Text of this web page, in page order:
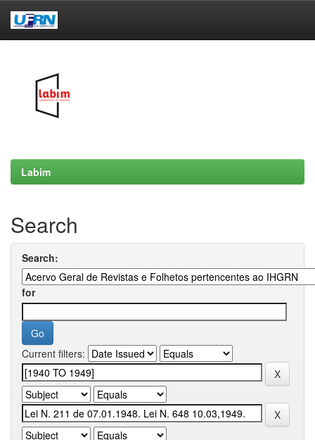
Labim
Search
Search:
for
Current filters: